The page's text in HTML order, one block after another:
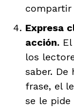
compartir
Expresa
acción.
los
saber. De
frase, el
se le pide